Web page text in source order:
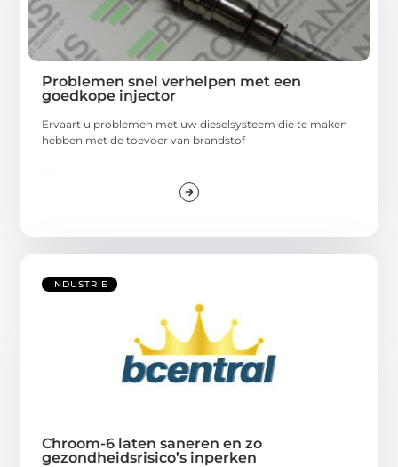
Problemen snel verhelpen met een
goedkope injector
Ervaart u problemen met uw dieselsysteem die te maken
hebben met de toevoer van brandstof
INDUSTRIE
Chroom-6 laten saneren en zo
gezondheidsrisico’s inperken